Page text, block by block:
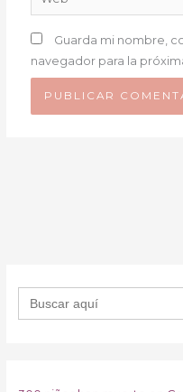
Guarda mi nombre,
navegador para la
Buscar: